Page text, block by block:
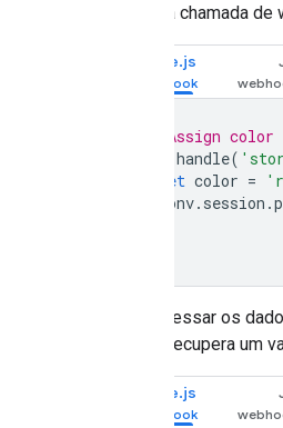
em uma chamada
Node.js
// Assign color
handle(
let color =
conv. session .
Para acessar os
seguir recupera um
Node.js